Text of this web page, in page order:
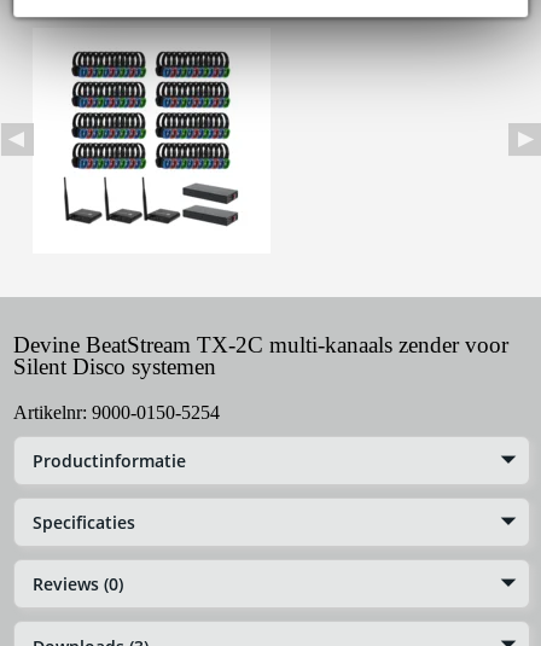
Devine BeatStream TX-2C multi-kanaals zender voor
Silent Disco systemen
Artikelnr: 9000-0150-5254
Productinformatie
Specificaties
Reviews (0)